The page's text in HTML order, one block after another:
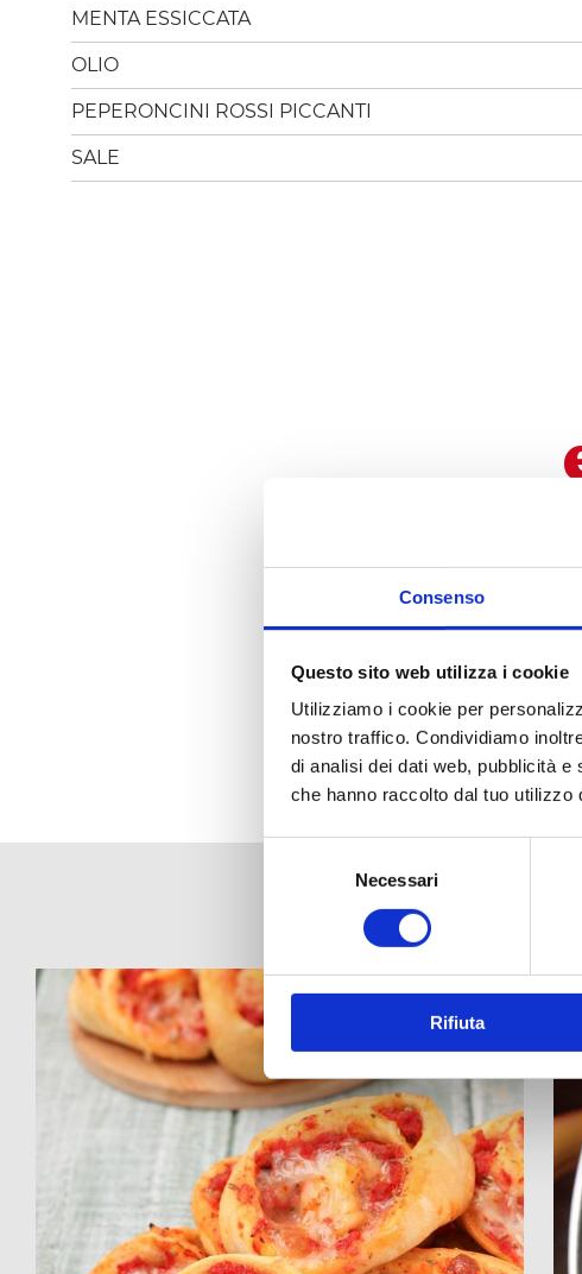
Consenso
Questo sito web utilizza i cookie
Utilizziamo i cookie per
nostro traffico. Condividiamo
di analisi dei dati web, pubblicità
che hanno raccolto dal tuo utilizzo
Necessari
Rifiuta
MENTA ESSICCATA
OLIO
PEPERONCINI ROSSI PICCANTI
SALE